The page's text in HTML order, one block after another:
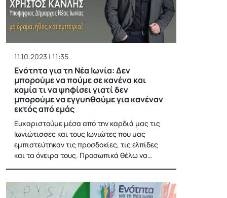
11.10.2023 | 11:35
Ενότητα για τη Νέα Ιωνία: Δεν
μπορούμε να πούμε σε κανένα και
καμία τι να ψηφίσει γιατί δεν
μπορούμε να εγγυηθούμε για κανέναν
εκτός από εμάς
Ευχαριστούμε μέσα από την καρδιά μας τις
Ιωνιώτισσες και τους Ιωνιώτες που μας
εμπιστεύτηκαν τις προσδοκίες, τις ελπίδες
και τα όνειρα τους. Προσωπικά θέλω να…